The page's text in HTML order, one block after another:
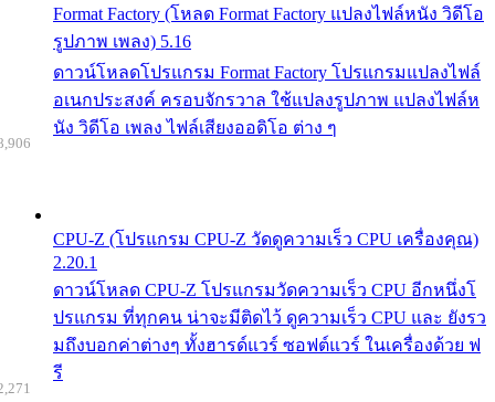
Format Factory (โหลด Format Factory แปลงไฟล์หนัง วิดีโอ
รูปภาพ เพลง) 5.16
ดาวน์โหลดโปรแกรม Format Factory โปรแกรมแปลงไฟล์
อเนกประสงค์ ครอบจักรวาล ใช้แปลงรูปภาพ แปลงไฟล์ห
นัง วิดีโอ เพลง ไฟล์เสียงออดิโอ ต่าง ๆ
CPU-Z (โปรแกรม CPU-Z วัดดูความเร็ว CPU เครื่องคุณ)
2.20.1
ดาวน์โหลด CPU-Z โปรแกรมวัดความเร็ว CPU อีกหนึ่งโ
ปรแกรม ที่ทุกคน น่าจะมีติดไว้ ดูความเร็ว CPU และ ยังรว
มถึงบอกค่าต่างๆ ทั้งฮารด์แวร์ ซอฟต์แวร์ ในเครื่องด้วย ฟ
รี